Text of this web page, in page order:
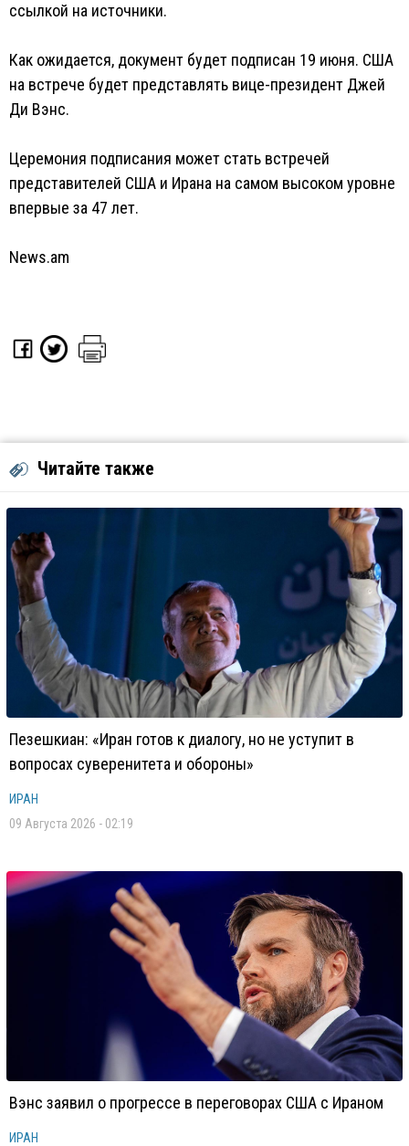
ссылкой на источники.
Как ожидается, документ будет подписан 19 июня. США
на встрече будет представлять вице-президент Джей
Ди Вэнс.
Церемония подписания может стать встречей
представителей США и Ирана на самом высоком уровне
впервые за 47 лет.
News.am
Читайте также
Пезешкиан: «Иран готов к диалогу, но не уступит в
вопросах суверенитета и обороны»
ИРАН
09 Августа 2026 - 02:19
Вэнс заявил о прогрессе в переговорах США с Ираном
ИРАН